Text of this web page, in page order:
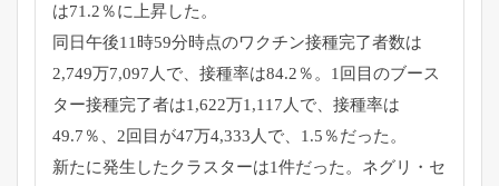
は71.2％に上昇した。
同日午後11時59分時点のワクチン接種完了者数は
2,749万7,097人で、接種率は84.2％。1回目のブース
ター接種完了者は1,622万1,117人で、接種率は
49.7％、2回目が47万4,333人で、1.5％だった。
新たに発生したクラスターは1件だった。ネグリ・セ